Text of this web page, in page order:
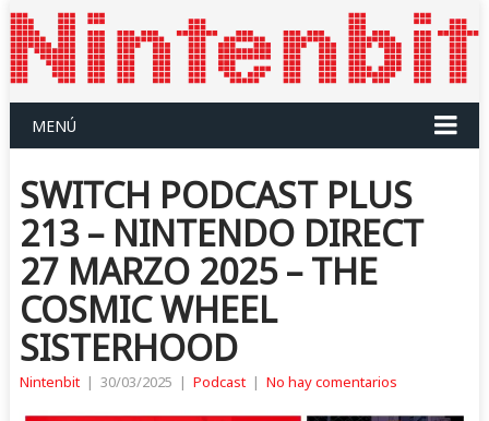
MENÚ
SWITCH PODCAST PLUS
213 – NINTENDO DIRECT
27 MARZO 2025 – THE
COSMIC WHEEL
SISTERHOOD
Nintenbit | 30/03/2025 | Podcast | No hay comentarios